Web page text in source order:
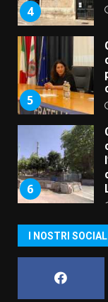
4
5
6
I NOSTRI SOCIAL